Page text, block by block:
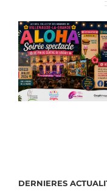
DERNIERES